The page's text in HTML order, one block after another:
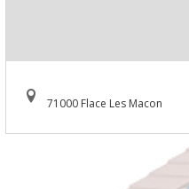
71000 Flace Les Macon